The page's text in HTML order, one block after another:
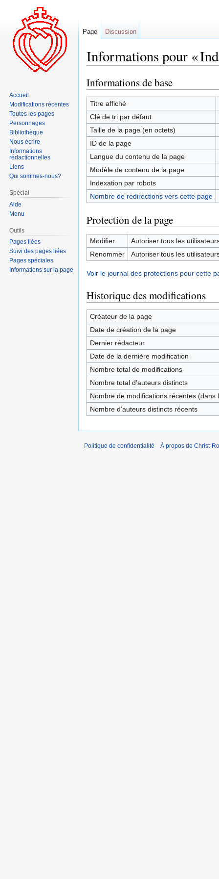
Informations pour «
Aller
à
la
navigation
Aller
à
la
recherche
Informations de base
Titre affiché
Clé de tri par défaut
Taille de la page (en octets)
ID de la page
Langue du contenu de la page
Modèle de contenu de la page
Indexation par robots
Nombre de redirections vers cette page
Protection de la page
Modifier
Autoriser tous les
Renommer
Autoriser tous les
Voir le journal des protections pour cette
Historique des modifications
Créateur de la page
Date de création de la page
Dernier rédacteur
Date de la dernière modification
Nombre total de modifications
Nombre total d’auteurs distincts
Nombre de modifications récentes (dans
Nombre d’auteurs distincts récents
Page Discussion
Accueil
Modifications récentes
Toutes les pages
Personnages
Bibliothèque
Nous écrire
Informations
rédactionnelles
Liens
Qui sommes-nous?
Spécial
Aide
Menu
Outils
Pages liées
Suivi des pages liées
Pages spéciales
Informations sur la page
Politique de confidentialité À propos de Christ-